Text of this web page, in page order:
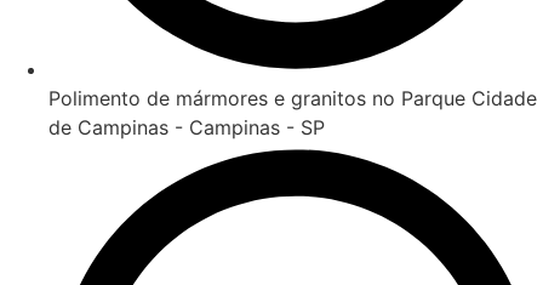
Polimento de mármores e granitos no Parque Cidade
de Campinas - Campinas - SP